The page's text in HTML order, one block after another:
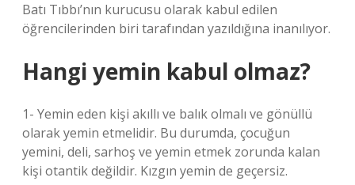
Batı Tıbbı’nın kurucusu olarak kabul edilen
öğrencilerinden biri tarafından yazıldığına inanılıyor.
Hangi yemin kabul olmaz?
1- Yemin eden kişi akıllı ve balık olmalı ve gönüllü
olarak yemin etmelidir. Bu durumda, çocuğun
yemini, deli, sarhoş ve yemin etmek zorunda kalan
kişi otantik değildir. Kızgın yemin de geçersiz.